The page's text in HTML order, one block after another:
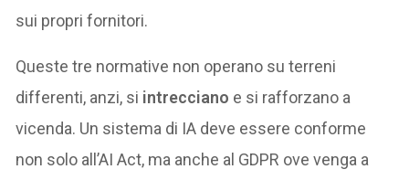
sui propri fornitori.
Queste tre normative non operano su terreni
differenti, anzi, si intrecciano e si rafforzano a
vicenda. Un sistema di IA deve essere conforme
non solo all’AI Act, ma anche al GDPR ove venga a